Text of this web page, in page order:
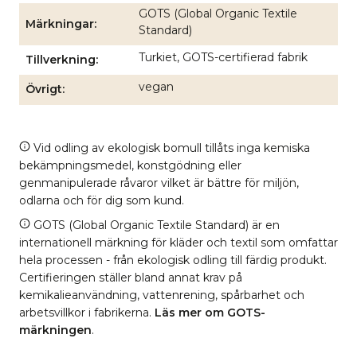
Märkningar
GOTS (Global Organic Textile
Standard)
Tillverkning Turkiet, GOTS-certifierad fabrik
Övrigt vegan
Vid odling av ekologisk bomull tillåts inga kemiska
bekämpningsmedel, konstgödning eller
genmanipulerade råvaror vilket är bättre för miljön,
odlarna och för dig som kund.
GOTS (Global Organic Textile Standard) är en
internationell märkning för kläder och textil som omfattar
hela processen - från ekologisk odling till färdig produkt.
Certifieringen ställer bland annat krav på
kemikalieanvändning, vattenrening, spårbarhet och
arbetsvillkor i fabrikerna. Läs mer om GOTS-
märkningen.